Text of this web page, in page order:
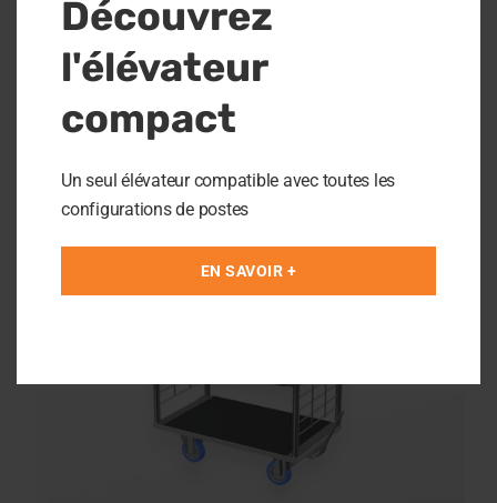
HANDHABUNGSWAGEN
Découvrez
l'élévateur
compact
Un seul élévateur compatible avec toutes les
configurations de postes
EN SAVOIR +